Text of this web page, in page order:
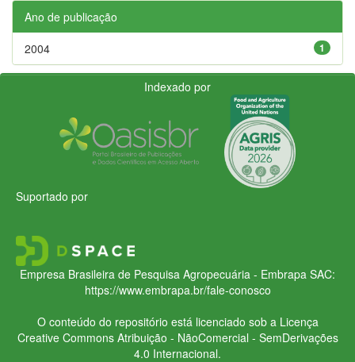
Ano de publicação
1
2004
Indexado por
Suportado por
Empresa Brasileira de Pesquisa Agropecuária - Embrapa SAC:
https://www.embrapa.br/fale-conosco
O conteúdo do repositório está licenciado sob a Licença
Creative CommonsAtribuição - NãoComercial - SemDerivações
4.0 Internacional.